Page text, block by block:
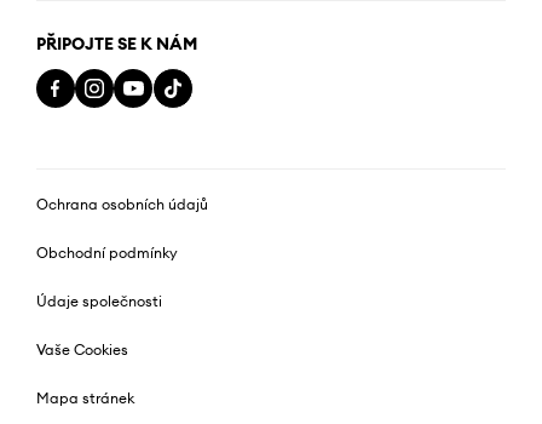
PŘIPOJTE SE K NÁM
Ochrana osobních údajů
Obchodní podmínky
Údaje společnosti
Vaše Cookies
Mapa stránek